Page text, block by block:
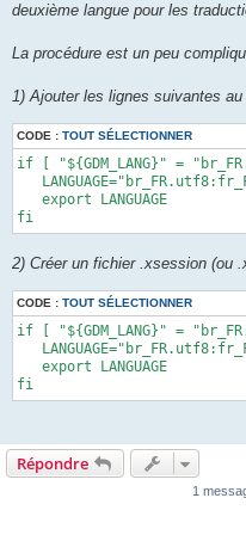
deuxième langue pour les
La procédure est un peu
1) Ajouter les lignes suivantes
CODE : TOUT SÉLECTIONNER
if [ "${GDM_LANG}" =
   export LANGUAGE
fi
2) Créer un fichier .xsession (ou
CODE : TOUT SÉLECTIONNER
if [ "${GDM_LANG}" =
   export LANGUAGE
fi
Répondre
1